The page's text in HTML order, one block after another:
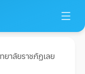
ยาลัยราชภัฏเลย